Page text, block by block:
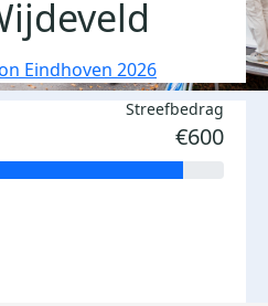
Eindhoven 2026
Streefbedrag
€600